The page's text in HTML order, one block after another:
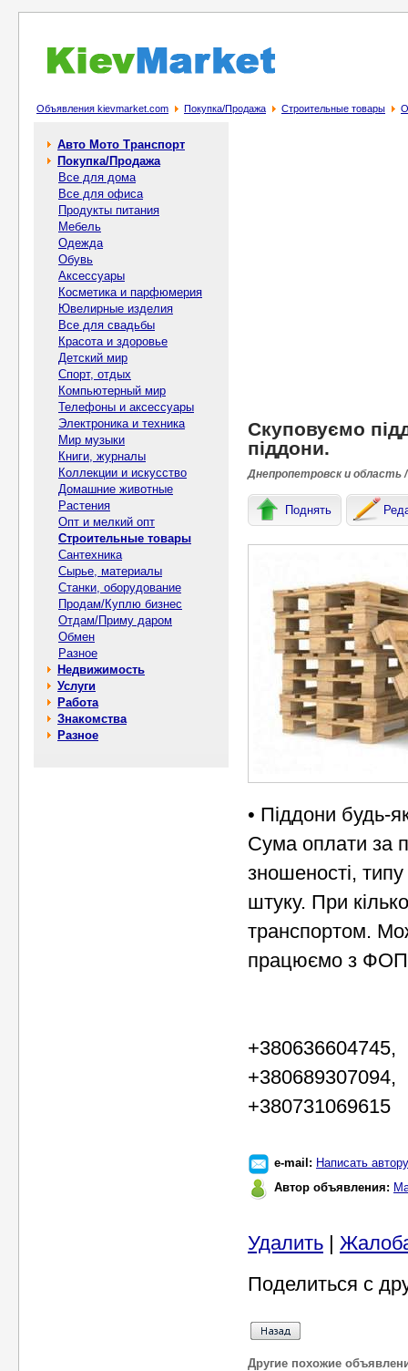
Объявления kievmarket.com Покупка/Продажа Строительные товары
Авто Мото Транспорт
Покупка/Продажа
Все для дома
Все для офиса
Продукты питания
Мебель
Одежда
Обувь
Аксессуары
Косметика и парфюмерия
Ювелирные изделия
Все для свадьбы
Красота и здоровье
Детский мир
Спорт, отдых
Компьютерный мир
Телефоны и аксессуары
Электроника и техника
Мир музыки
Книги, журналы
Коллекции и искусство
Домашние животные
Растения
Опт и мелкий опт
Строительные товары
Сантехника
Сырье, материалы
Станки, оборудование
Продам/Куплю бизнес
Отдам/Приму даром
Обмен
Разное
Недвижимость
Услуги
Работа
Знакомства
Разное
Скуповуємо
піддони.
Днепропетровск и область
Поднять
• Піддони будь-
Сума оплати за
зношеності, типу
штуку. При
транспортом.
працюємо з ФОП.
+380636604745,
+380689307094,
+380731069615
e-mail: Написать автору
Автор объявления:
Удалить |
Поделиться с
Другие похожие